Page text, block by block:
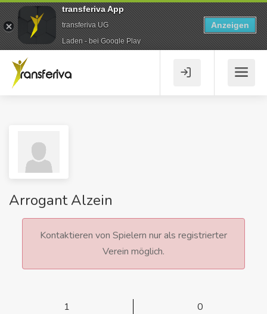
Arrogant Alzein
Kontaktieren von Spielern nur als registrierter
Verein möglich.
1
0
transferiva App
transferiva UG
Laden - bei Google Play
Anzeigen